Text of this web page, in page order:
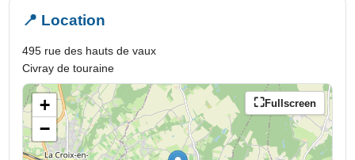
📍 Location
495 rue des hauts de vaux
Civray de touraine
Fullscreen
+
−